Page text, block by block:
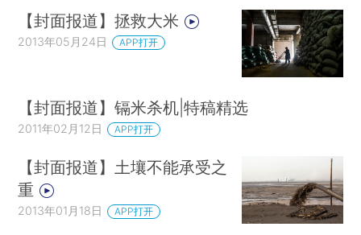
【封面报道】拯救大米
2013年05月24日 APP打开
【封面报道】镉米杀机|特稿精选
2011年02月12日 APP打开
【封面报道】土壤不能承受之
重
2013年01月18日 APP打开